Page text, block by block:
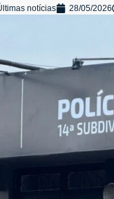
notícias 28/05/2026